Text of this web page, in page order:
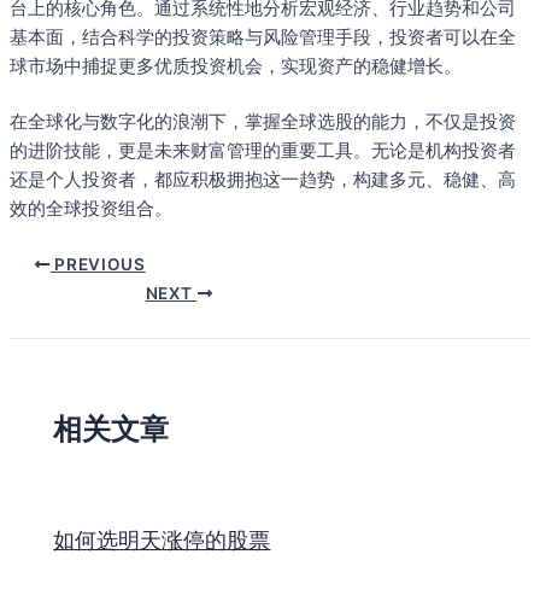
台上的核心角色。通过系统性地分析宏观经济、行业趋势和公司
基本面，结合科学的投资策略与风险管理手段，投资者可以在全
球市场中捕捉更多优质投资机会，实现资产的稳健增长。
在全球化与数字化的浪潮下，掌握全球选股的能力，不仅是投资
的进阶技能，更是未来财富管理的重要工具。无论是机构投资者
还是个人投资者，都应积极拥抱这一趋势，构建多元、稳健、高
效的全球投资组合。
PREVIOUS
NEXT
相关文章
如何选明天涨停的股票